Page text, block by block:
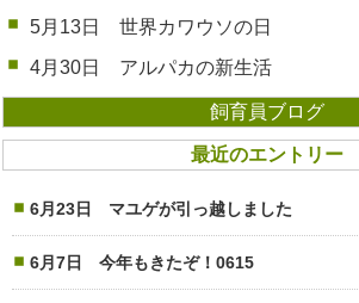
5月13日 世界カワウソの日
4月30日 アルパカの新生活
飼育員ブログ
最近のエントリー
6月23日 マユゲが引っ越しました
6月7日 今年もきたぞ！0615